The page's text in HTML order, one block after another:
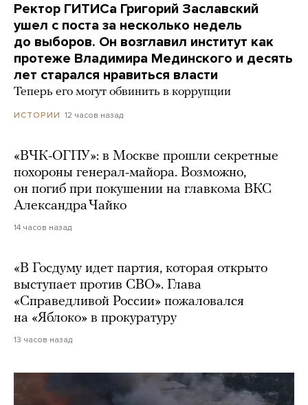
Ректор ГИТИСа Григорий Заславский
ушел с поста за несколько недель
до выборов. Он возглавил институт как
протеже Владимира Мединского и десять
лет старался нравиться власти
Теперь его могут обвинить в коррупции
ИСТОРИИ 12 часов назад
«ВЧК-ОГПУ»: в Москве прошли секретные
похороны генерал-майора. Возможно,
он погиб при покушении на главкома ВКС
Александра Чайко
14 часов назад
«В Госдуму идет партия, которая открыто
выступает против СВО». Глава
«Справедливой России» пожаловался
на «Яблоко» в прокуратуру
13 часов назад